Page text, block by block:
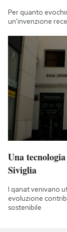
Per quanto
un'invenzione
Una
Siviglia
I qanat venivano
evoluzione
sostenibile